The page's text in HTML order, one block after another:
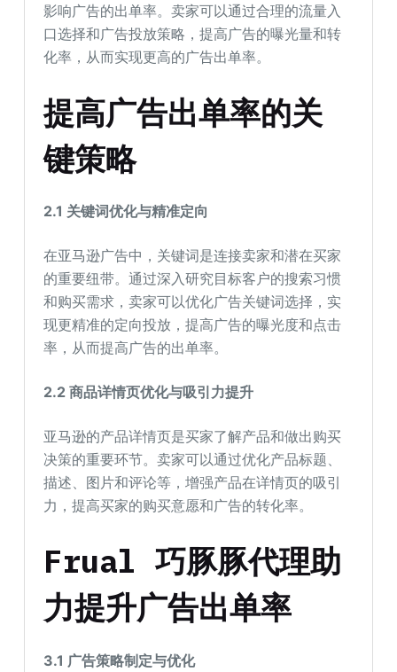
影响广告的出单率。卖家可以通过合理的流量入
口选择和广告投放策略，提高广告的曝光量和转
化率，从而实现更高的广告出单率。
提高广告出单率的关
键策略
2.1 关键词优化与精准定向
在亚马逊广告中，关键词是连接卖家和潜在买家
的重要纽带。通过深入研究目标客户的搜索习惯
和购买需求，卖家可以优化广告关键词选择，实
现更精准的定向投放，提高广告的曝光度和点击
率，从而提高广告的出单率。
2.2 商品详情页优化与吸引力提升
亚马逊的产品详情页是买家了解产品和做出购买
决策的重要环节。卖家可以通过优化产品标题、
描述、图片和评论等，增强产品在详情页的吸引
力，提高买家的购买意愿和广告的转化率。
Frual 巧豚豚代理助
力提升广告出单率
3.1 广告策略制定与优化